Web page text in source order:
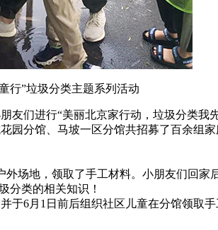
行”垃圾分类主题系列活动
们进行“美丽北京家行动，垃圾分类我先
园分馆、马坡一区分馆共招募了百余组
场地，领取了手工材料。小朋友们回家
分类的相关知识！
6月1日前后组织社区儿童在分馆领取手